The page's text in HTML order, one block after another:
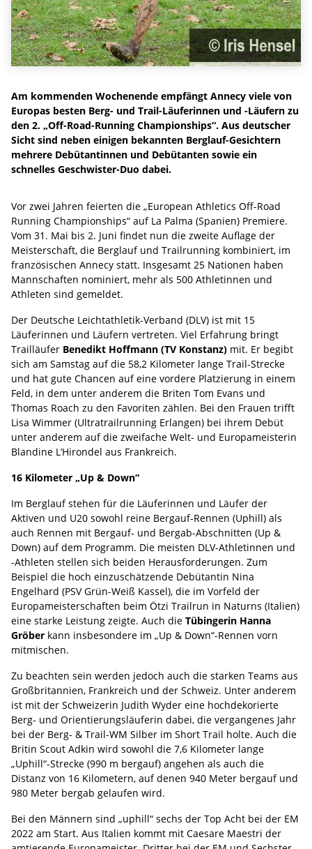
Am kommenden Wochenende empfängt Annecy viele von
Europas besten Berg- und Trail-Läuferinnen und -Läufern zu
den 2. „Off-Road-Running Championships“. Aus deutscher
Sicht sind neben einigen bekannten Berglauf-Gesichtern
mehrere Debütantinnen und Debütanten sowie ein
schnelles Geschwister-Duo dabei.
Vor zwei Jahren feierten die „European Athletics Off-Road
Running Championships“ auf La Palma (Spanien) Premiere.
Vom 31. Mai bis 2. Juni findet nun die zweite Auflage der
Meisterschaft, die Berglauf und Trailrunning kombiniert, im
französischen Annecy statt. Insgesamt 25 Nationen haben
Mannschaften nominiert, mehr als 500 Athletinnen und
Athleten sind gemeldet.
Der Deutsche Leichtathletik-Verband (DLV) ist mit 15
Läuferinnen und Läufern vertreten. Viel Erfahrung bringt
Trailläufer Benedikt Hoffmann (TV Konstanz) mit. Er begibt
sich am Samstag auf die 58,2 Kilometer lange Trail-Strecke
und hat gute Chancen auf eine vordere Platzierung in einem
Feld, in dem unter anderem die Briten Tom Evans und
Thomas Roach zu den Favoriten zählen. Bei den Frauen trifft
Lisa Wimmer (Ultratrailrunning Erlangen) bei ihrem Debüt
unter anderem auf die zweifache Welt- und Europameisterin
Blandine L’Hirondel aus Frankreich.
16 Kilometer „Up & Down“
Im Berglauf stehen für die Läuferinnen und Läufer der
Aktiven und U20 sowohl reine Bergauf-Rennen (Uphill) als
auch Rennen mit Bergauf- und Bergab-Abschnitten (Up &
Down) auf dem Programm. Die meisten DLV-Athletinnen und
-Athleten stellen sich beiden Herausforderungen. Zum
Beispiel die hoch einzuschätzende Debütantin Nina
Engelhard (PSV Grün-Weiß Kassel), die im Vorfeld der
Europameisterschaften beim Ötzi Trailrun in Naturns (Italien)
eine starke Leistung zeigte. Auch die Tübingerin Hanna
Gröber kann insbesondere im „Up & Down“-Rennen vorn
mitmischen.
Zu beachten sein werden jedoch auch die starken Teams aus
Großbritannien, Frankreich und der Schweiz. Unter anderem
ist mit der Schweizerin Judith Wyder eine hochdekorierte
Berg- und Orientierungsläuferin dabei, die vergangenes Jahr
bei der Berg- & Trail-WM Silber im Short Trail holte. Auch die
Britin Scout Adkin wird sowohl die 7,6 Kilometer lange
„Uphill“-Strecke (990 m bergauf) angehen als auch die
Distanz von 16 Kilometern, auf denen 940 Meter bergauf und
980 Meter bergab gelaufen wird.
Bei den Männern sind „uphill“ sechs der Top Acht bei der EM
2022 am Start. Aus Italien kommt mit Caesare Maestri der